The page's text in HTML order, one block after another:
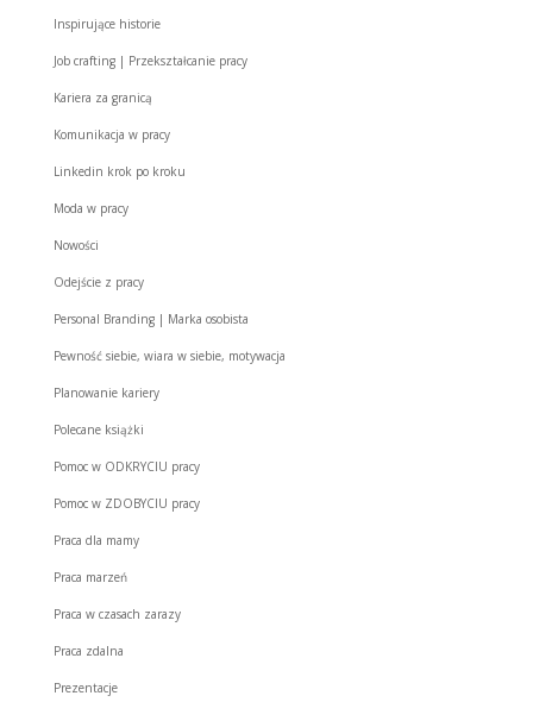
Inspirujące historie
Job crafting | Przekształcanie pracy
Kariera za granicą
Komunikacja w pracy
Linkedin krok po kroku
Moda w pracy
Nowości
Odejście z pracy
Personal Branding | Marka osobista
Pewność siebie, wiara w siebie, motywacja
Planowanie kariery
Polecane książki
Pomoc w ODKRYCIU pracy
Pomoc w ZDOBYCIU pracy
Praca dla mamy
Praca marzeń
Praca w czasach zarazy
Praca zdalna
Prezentacje